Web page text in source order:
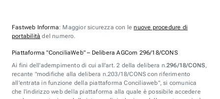
Fastweb Informa: Maggior sicurezza con lenuove procedure di
portabilità del numero.
Piattaforma "ConciliaWeb" – Delibera AGCom 296/18/CONS
Ai fini dell'adempimento di cui all'art. 2 della delibera n.296/18/CONS,
recante "modifiche alla delibera n.203/18/CONS con riferimento
all'entrata in funzione della piattaforma Conciliaweb", si comunica
che l'indirizzo web della piattaforma alla quale è possibile accedere